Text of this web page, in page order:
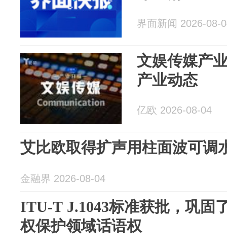
界面新闻 2026-08-
文娱传媒产
产业动态
亿欧 2026-08-04
艾比欧取得扩声用柱面波可调
金融界 2026-08-04
ITU-T J.1043标准获批，巩固
权保护领域话语权